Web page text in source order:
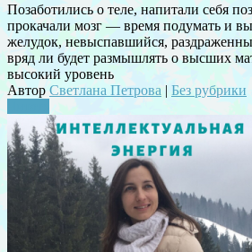
Позаботились о теле, напитали себя
прокачали мозг — время подумать и
желудок, невыспавшийся,
вряд ли будет размышлять о высших
высокий уровень
Автор Светлана Петрова | Без рубрики